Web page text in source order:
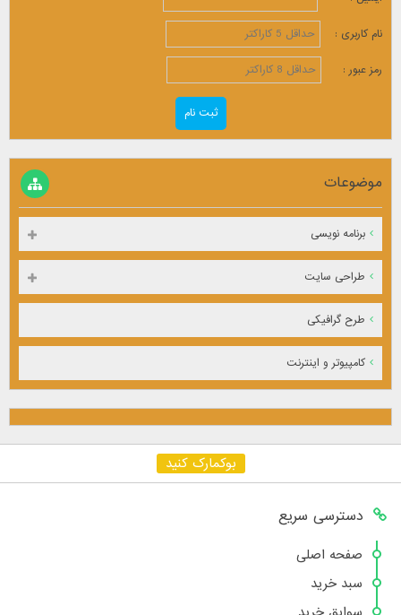
نام کاربری :
رمز عبور :
موضوعات
برنامه نویسی
طراحی سایت
طرح گرافیکی
کامپیوتر و اینترنت
بوکمارک کنید
دسترسی سریع
صفحه اصلی
سبد خرید